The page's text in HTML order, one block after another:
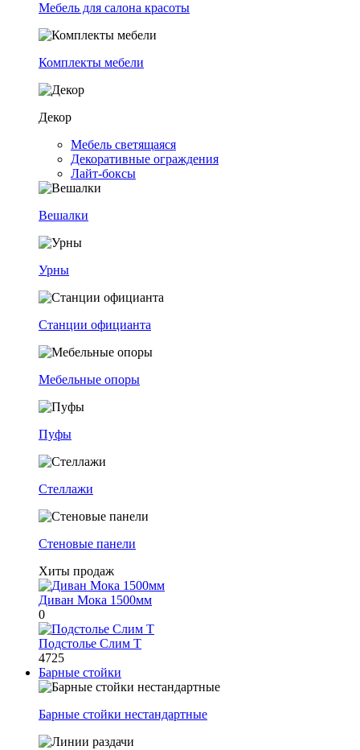
Мебель для салона красоты
Комплекты мебели
Декор
Мебель светящаяся
Декоративные ограждения
Лайт-боксы
Вешалки
Урны
Станции официанта
Мебельные опоры
Пуфы
Стеллажи
Стеновые панели
Хиты продаж
Диван Мока 1500мм
0
Подстолье Слим Т
4725
Барные стойки
Барные стойки нестандартные